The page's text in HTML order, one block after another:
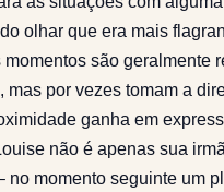
olhar que era mais
são geralmente
por vezes tomam a
ganha em
não é apenas sua
momento seguinte um